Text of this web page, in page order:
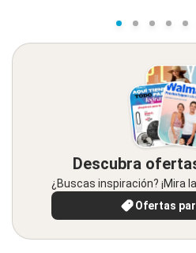
Descubra
¿Buscas inspiración? ¡Mira
Ofertas